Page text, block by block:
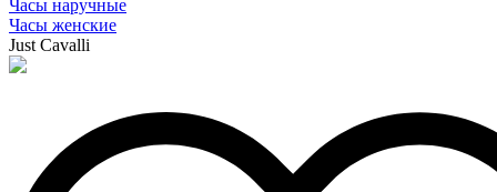
Часы наручные
Часы женские
Just Cavalli